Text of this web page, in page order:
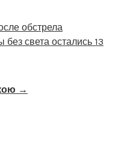
обстрела
без света остались 13
→